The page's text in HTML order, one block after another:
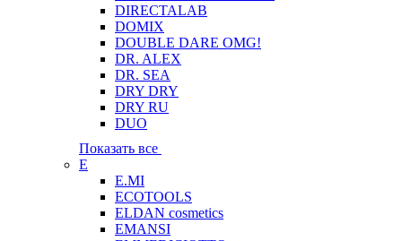
DIRECTALAB
DOMIX
DOUBLE DARE OMG!
DR. ALEX
DR. SEA
DRY DRY
DRY RU
DUO
Показать все
E
E.MI
ECOTOOLS
ELDAN cosmetics
EMANSI